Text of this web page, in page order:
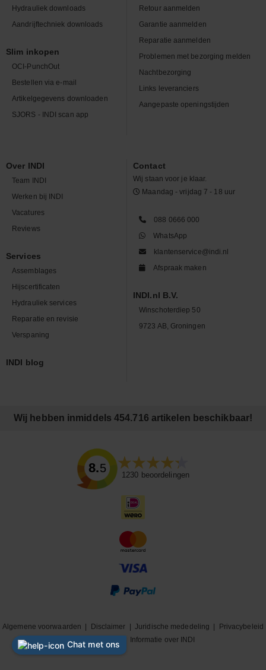
Hydrauliek downloads
Aandrijftechniek downloads
Slim inkopen
OCI-PunchOut
Bestellen via e-mail
Artikelgegevens downloaden
SJORS - INDI scan app
Retour aanmelden
Garantie aanmelden
Reparatie aanmelden
Problemen met bezorging melden
Nachtbezorging
Links leveranciers
Aangepaste openingstijden
Over INDI
Team INDI
Werken bij INDI
Vacatures
Reviews
Services
Assemblages
Hijscertificaten
Hydrauliek services
Reparatie en revisie
Verspaning
INDI blog
Contact
Wij staan voor je klaar.
Maandag - vrijdag 7 - 18 uur
088 0666 000
WhatsApp
klantenservice@indi.nl
Afspraak maken
INDI.nl B.V.
Winschoterdiep 50
9723 AB, Groningen
Wij hebben inmiddels 454.716 artikelen beschikbaar!
8.5
1230 beoordelingen
Algemene voorwaarden Disclaimer |Juridische mededeling
Privacybeleid
|
Cookiebeleid Informatie over INDI